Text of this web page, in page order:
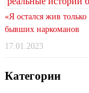
«Я остался жив
бывших наркоманов
17.01.2023
Категории